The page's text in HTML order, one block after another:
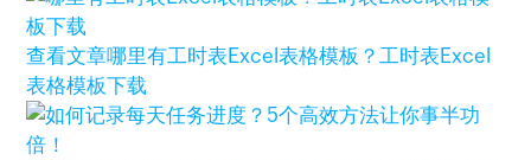
查看文章哪里有工时表Excel表格模板？工时表Excel
表格模板下载